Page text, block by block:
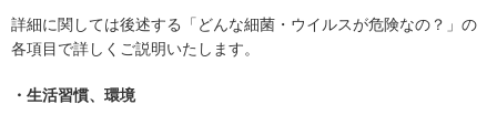
詳細に関しては後述する「どんな細菌・ウイルスが危険なの？」の
各項目で詳しくご説明いたします。
・生活習慣、環境